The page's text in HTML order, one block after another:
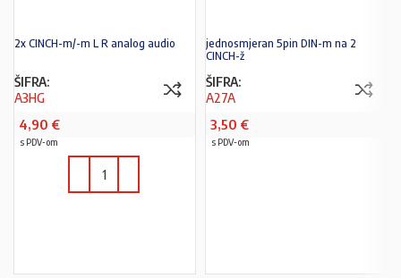
2x CINCH-m/-m L R analog audio
ŠIFRA:
A3HG
4,90 €
s PDV-om
jednosmjeran 5pin DIN-m na 2
CINCH-ž
ŠIFRA:
A27A
3,50 €
s PDV-om